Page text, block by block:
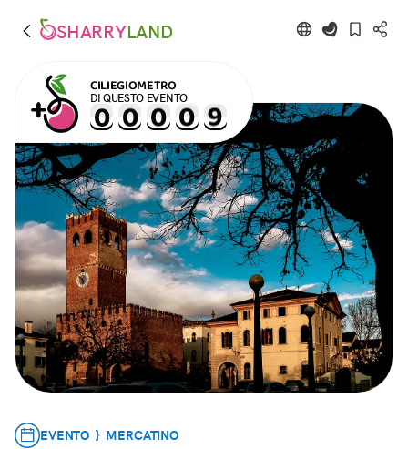
SHARRYLAND
CILIEGIOMETRO
DI QUESTO EVENTO
EVENTO } MERCATINO